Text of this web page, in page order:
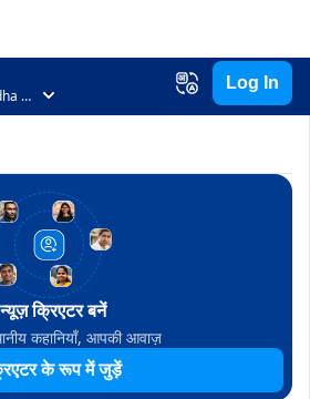
Noida, Gautam Buddha Nagar, Uttar Pradesh
Log In
न्यूज़ क्रिएटर बनें
कहानियाँ, आपकी आवाज़
के रूप में जुड़ें